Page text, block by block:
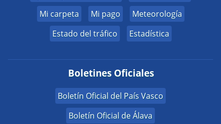
Mi carpeta
Mi pago
Meteorología
Estado del tráfico
Estadística
Boletines Oficiales
Boletín Oficial del País Vasco
Boletín Oficial de Álava